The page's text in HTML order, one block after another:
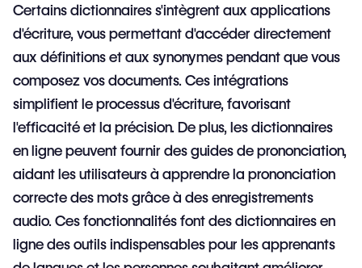
Certains dictionnaires s'intègrent aux applications
d'écriture, vous permettant d'accéder directement
aux définitions et aux synonymes pendant que vous
composez vos documents. Ces intégrations
simplifient le processus d'écriture, favorisant
l'efficacité et la précision. De plus,les dictionnaires
en lignepeuvent fournir des guides de prononciation,
aidant les utilisateurs à apprendre la prononciation
correcte des mots grâce à des enregistrements
audio. Ces fonctionnalités font des dictionnaires en
ligne des outils indispensables pour les apprenants